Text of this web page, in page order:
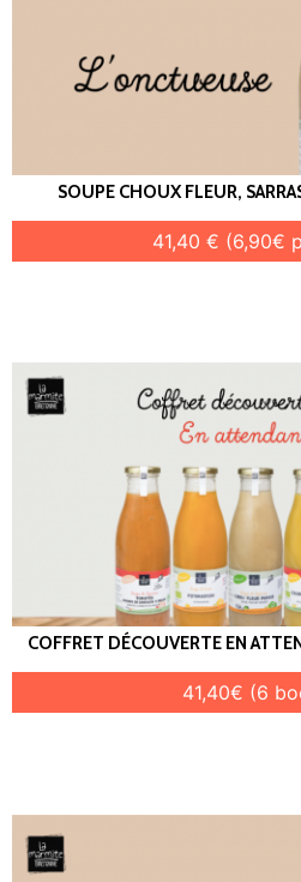
SOUPE CHOUX FLEUR,
41,40 € (6,90€
COFFRET DÉCOUVERTE EN
41,40€ (6